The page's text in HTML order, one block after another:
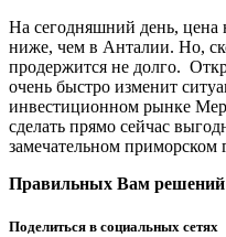
На сегодняшний день, цена
ниже, чем в Анталии. Но,
продержится не долго.
очень быстро изменит
инвестиционном рынке
сделать прямо сейчас
замечательном приморском
Правильных Вам
Поделиться в социальных сетях